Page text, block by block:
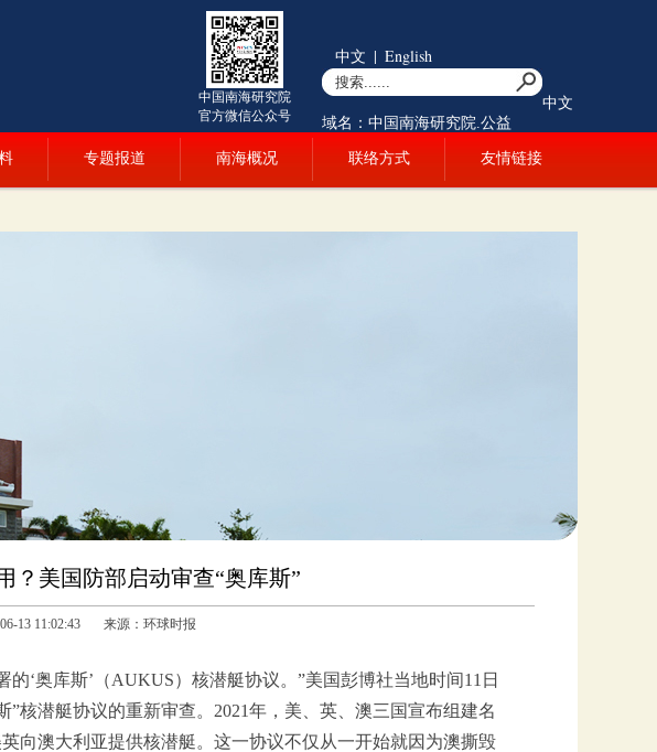
中国南海研究院
官方微信公众号
中文 | English
中文
域名：中国南海研究院.公益
专题报道 南海概况 联络方式 友情链接
？美国防部启动审查“奥库斯”
06-13 11:02:43 来源：环球时报
‘奥库斯’（AUKUS）核潜艇协议。”美国彭博社当地时间11日
”核潜艇协议的重新审查。2021年，美、英、澳三国宣布组建名
向澳大利亚提供核潜艇。这一协议不仅从一开始就因为澳撕毁